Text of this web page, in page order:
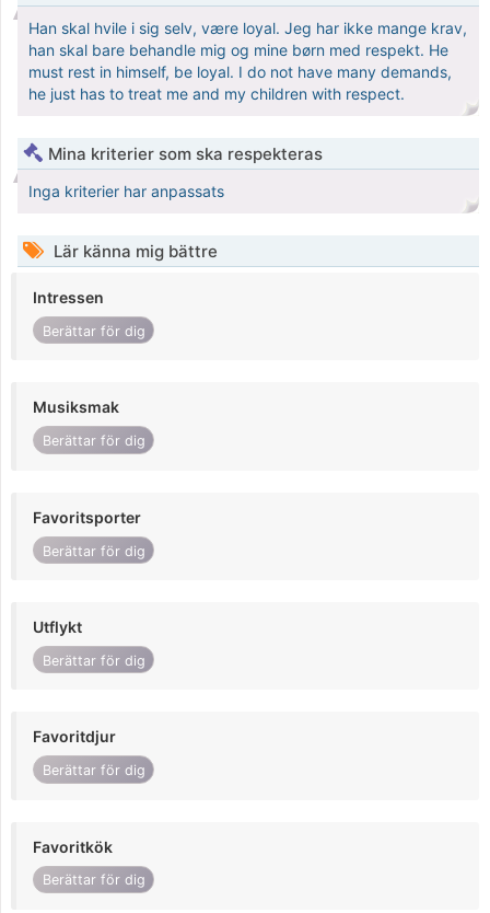
Han skal hvile i sig selv, være loyal. Jeg har ikke mange krav,
han skal bare behandle mig og mine børn med respekt. He
must rest in himself, be loyal. I do not have many demands,
he just has to treat me and my children with respect.
Mina kriterier som ska respekteras
Inga kriterier har anpassats
Lär känna mig bättre
Intressen
Berättar för dig
Musiksmak
Berättar för dig
Favoritsporter
Berättar för dig
Utflykt
Berättar för dig
Favoritdjur
Berättar för dig
Favoritkök
Berättar för dig